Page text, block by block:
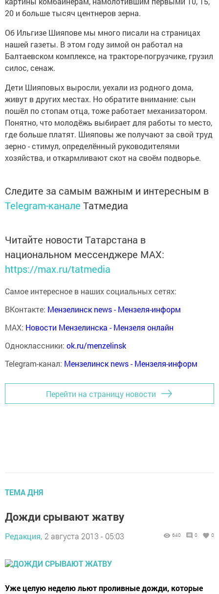
20 и больше тысяч центнеров зерна.
Об Ильгизе Шияпове мы много писали на страни­цах
нашей газеты. В этом году зимой он работал на
Балтаевском комплексе, на тракторе-погрузчике, грузил
силос, сенаж.
Дети Шияповых выросли, уехали из родного дома,
живут в других местах. Но обратите внимание: сын
пошёл по стопам отца, тоже работает механиза­тором.
Понятно, что моло­дёжь выбирает для рабо­ты то место,
где больше платят. Шияповы же полу­чают за свой труд
зерно - стимул, определённый ру­ководителями
хозяйства, и откармливают скот на своём подворье.
Следите за самым важным и интересным в
Telegram-канале Татмедиа
Читайте новости Татарстана в
национальном мессенджере MАХ:
https://max.ru/tatmedia
Самое интересное в наших социальных сетях:
ВКонтакте: Мензелинск news - Мензеля-информ
MAX: Новости Мензелинска - Мензеля онлайн
Одноклассники: ok.ru/menzelinsk
Telegram-канал: Мензелинск news - Мензеля-информ
Перейти на страницу новости
ТЕМА ДНЯ
Дожди срывают жатву
Редакция, 2 августа 2013 - 05:03 640 0 0
Уже целую неделю льют проливные дожди, которые